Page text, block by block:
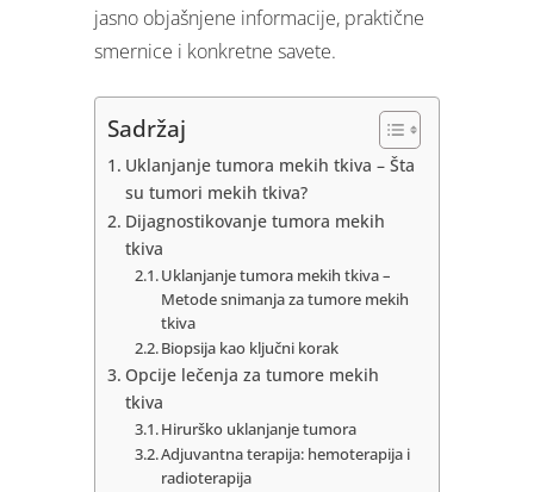
jasno objašnjene informacije, praktične
smernice i konkretne savete.
Sadržaj
Uklanjanje tumora mekih tkiva – Šta
su tumori mekih tkiva?
Dijagnostikovanje tumora mekih
tkiva
Uklanjanje tumora mekih tkiva –
Metode snimanja za tumore mekih
tkiva
Biopsija kao ključni korak
Opcije lečenja za tumore mekih
tkiva
Hirurško uklanjanje tumora
Adjuvantna terapija: hemoterapija i
radioterapija